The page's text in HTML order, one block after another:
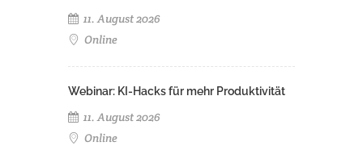
11. August 2026
Online
Webinar: KI-Hacks für mehr Produktivität
11. August 2026
Online